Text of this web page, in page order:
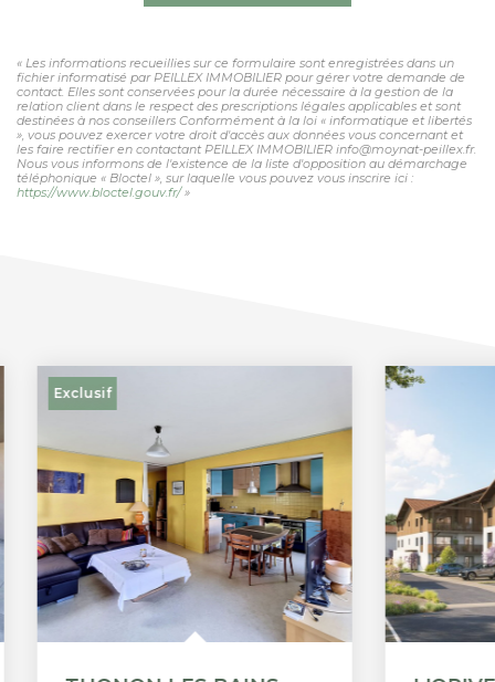
« Les informations recueillies sur ce formulaire sont enregistrées dans un
fichier informatisé par PEILLEX IMMOBILIER pour gérer votre demande de
contact. Elles sont conservées pour la durée nécessaire à la gestion de la
relation client dans le respect des prescriptions légales applicables et sont
destinées à nos conseillers Conformément à la loi « informatique et libertés
», vous pouvez exercer votre droit d'accès aux données vous concernant et
les faire rectifier en contactant PEILLEX IMMOBILIER info@moynat-peillex.fr.
Nous vous informons de l'existence de la liste d'opposition au démarchage
téléphonique « Bloctel », sur laquelle vous pouvez vous inscrire ici :
https://www.bloctel.gouv.fr/»
Exclusif